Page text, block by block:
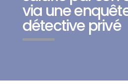
via une
détective privé